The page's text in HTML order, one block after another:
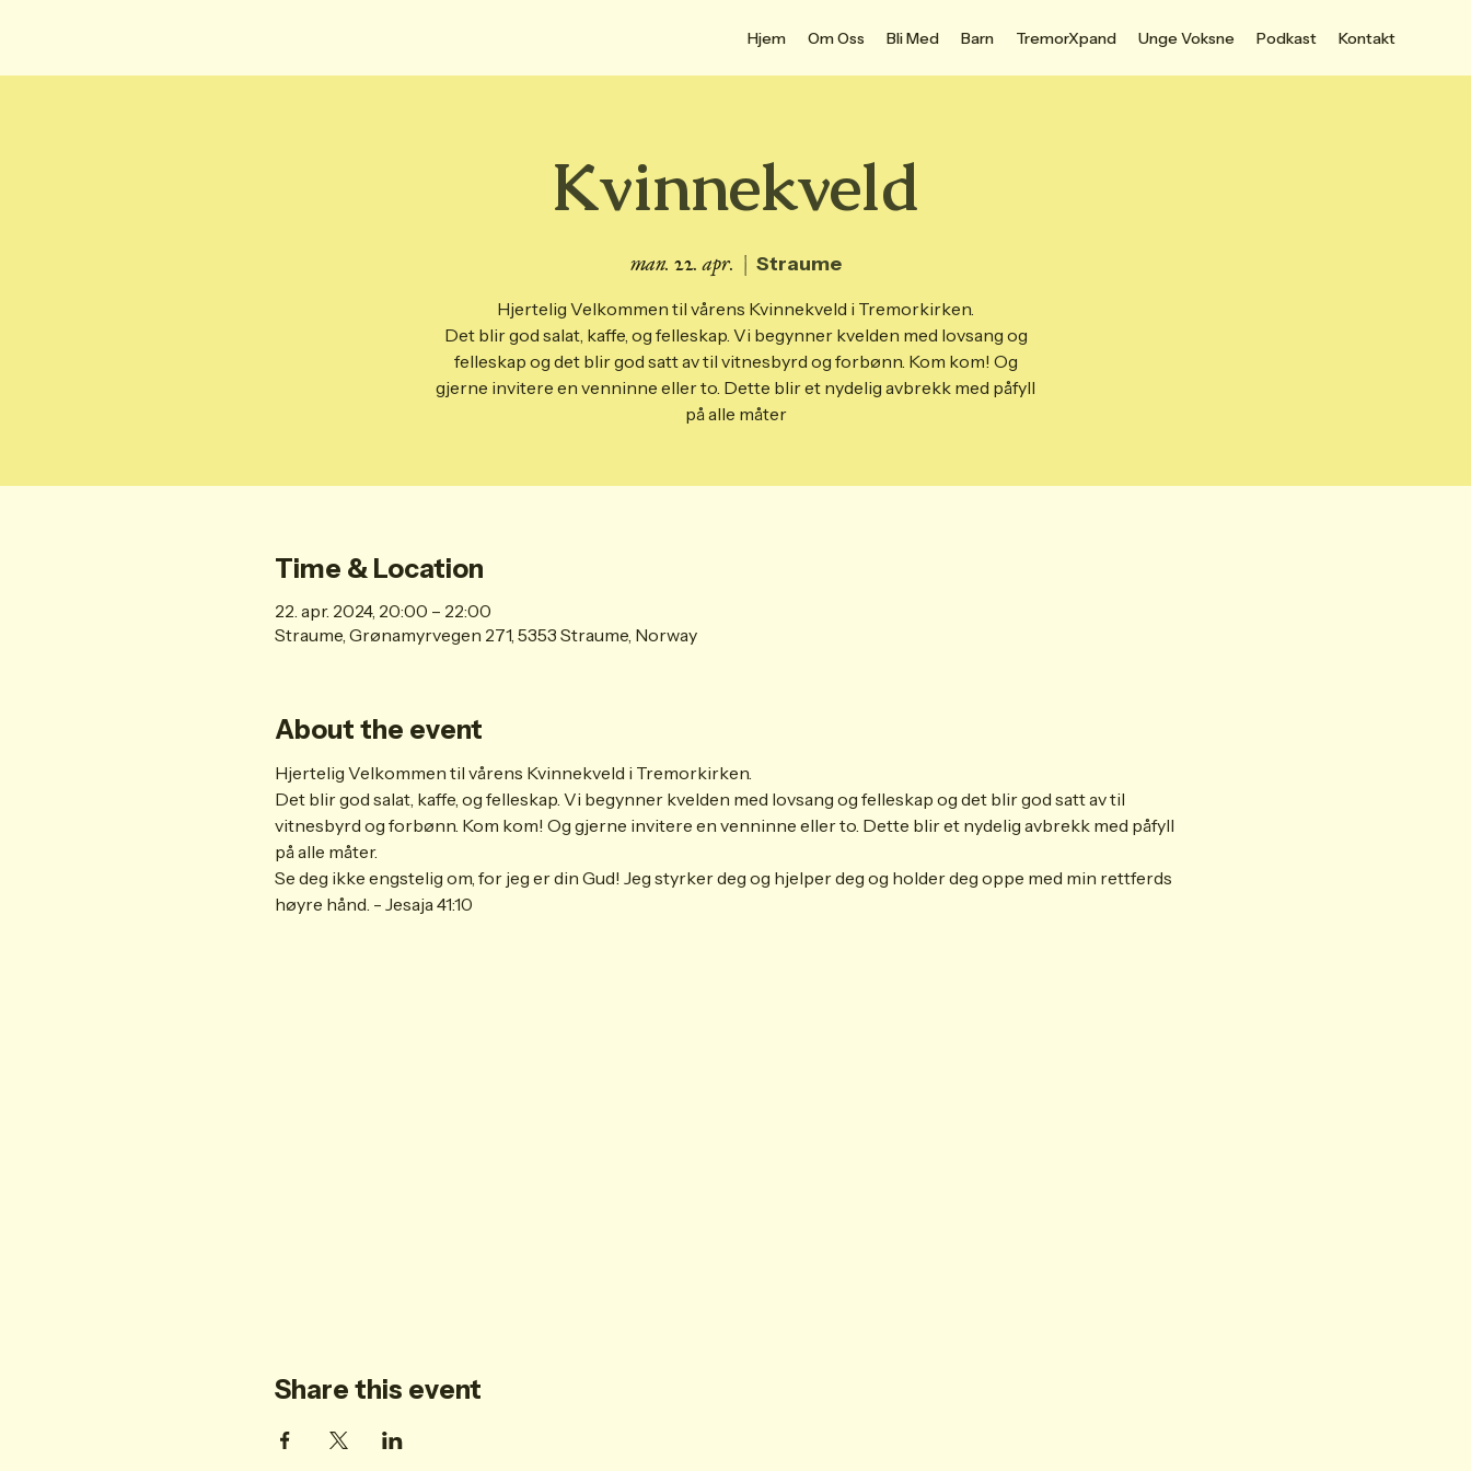
Hjem Om Oss Bli Med Barn TremorXpand Unge Voksne Podkast Kontakt
Kvinnekveld
man. 22. apr.
  |
Straume
Hjertelig Velkommen til vårens Kvinnekveld i Tremorkirken.
Det blir god salat, kaffe, og felleskap. Vi begynner kvelden med lovsang og
felleskap og det blir god satt av til vitnesbyrd og forbønn. Kom kom! Og
gjerne invitere en venninne eller to. Dette blir et nydelig avbrekk med påfyll
på alle måter
Time & Location
22. apr. 2024, 20:00 – 22:00
Straume, Grønamyrvegen 271, 5353 Straume, Norway
About the event
Hjertelig Velkommen til vårens Kvinnekveld i Tremorkirken.
Det blir god salat, kaffe, og felleskap. Vi begynner kvelden med lovsang og felleskap og det blir god satt av til
vitnesbyrd og forbønn. Kom kom! Og gjerne invitere en venninne eller to. Dette blir et nydelig avbrekk med påfyll
på alle måter.
Se deg ikke engstelig om, for jeg er din Gud! Jeg styrker deg og hjelper deg og holder deg oppe med min rettferds
høyre hånd. - Jesaja 41:10
Share this event